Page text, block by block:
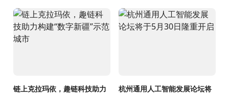
链上克拉玛依，趣链科技助力
杭州通用人工智能发展论坛将